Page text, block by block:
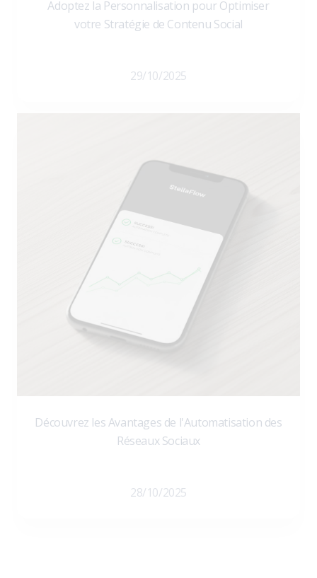
Adoptez la Personnalisation pour Optimiser
votre Stratégie de Contenu Social
29/10/2025
Découvrez les Avantages de l'Automatisation des
Réseaux Sociaux
28/10/2025